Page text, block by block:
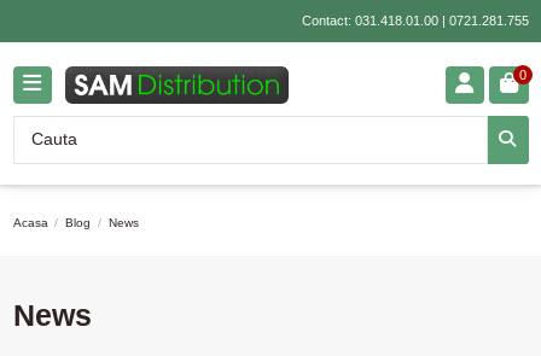
Contact: 031.418.01.00| 0721.281.755
0
Acasa Blog News
News